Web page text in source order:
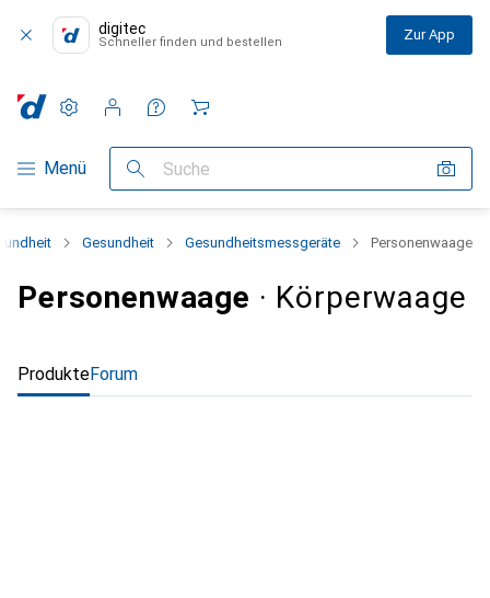
digitec
Schneller finden und bestellen Zur App
Navigation nach Kategorien
Menü Suche
Einstellungen
Kundenkonto
Vergleichslisten
Merklisten
Warenkorb
Gesundheit Gesundheitsmessgeräte Personenwaage
Personenwaage · Körperwaage
ProdukteForum